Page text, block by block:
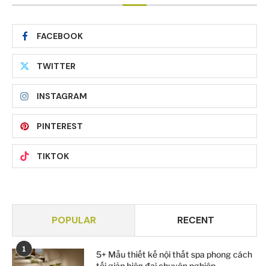
FACEBOOK
TWITTER
INSTAGRAM
PINTEREST
TIKTOK
POPULAR RECENT
1
5+ Mẫu thiết kế nội thất spa phong cách